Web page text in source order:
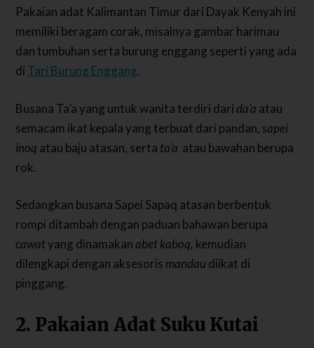
Pakaian adat Kalimantan Timur dari Dayak Kenyah ini
memiliki beragam corak, misalnya gambar harimau
dan tumbuhan serta burung enggang seperti yang ada
di Tari Burung Enggang.
Busana Ta’a yang untuk wanita terdiri darida’a atau
semacam ikat kepala yang terbuat dari pandan,sapei
inoq atau baju atasan, serta ta’a atau bawahan berupa
rok.
Sedangkan busana Sapei Sapaq atasan berbentuk
rompi ditambah dengan paduan bahawan berupa
cawatyang dinamakanabet kaboq, kemudian
dilengkapi dengan aksesoris mandau diikat di
pinggang.
2. Pakaian Adat Suku Kutai